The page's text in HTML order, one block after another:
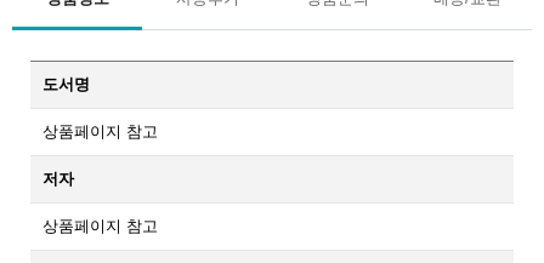
도서명
상품페이지 참고
저자
상품페이지 참고